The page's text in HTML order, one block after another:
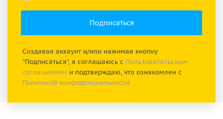
Создавая аккаунт и/или нажимая кнопку
"Подписаться", я соглашаюсь с Пользовательским
соглашением и подтверждаю, что ознакомлен с
Политикой конфиденциальности